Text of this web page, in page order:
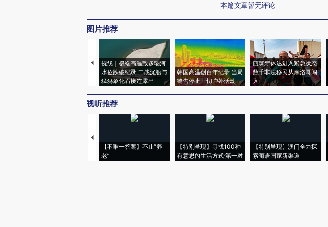
本篇文章暂无评论
图片推荐
视线｜极端高温致多瑙河
水位跌破纪录 二战沉船与
猛犸象化石接连露出
韩国高温创百年纪录 当局
警告停止一切户外活动
西班牙休达进入紧急状态
数千非法移民从摩洛哥闯
入
视听推荐
【不唯一答案】不止“养
老”
【特别呈现】寻找100种
有意思的生活方式·第一对
【特别呈现】澳门全力探
索葡语国家新渠道